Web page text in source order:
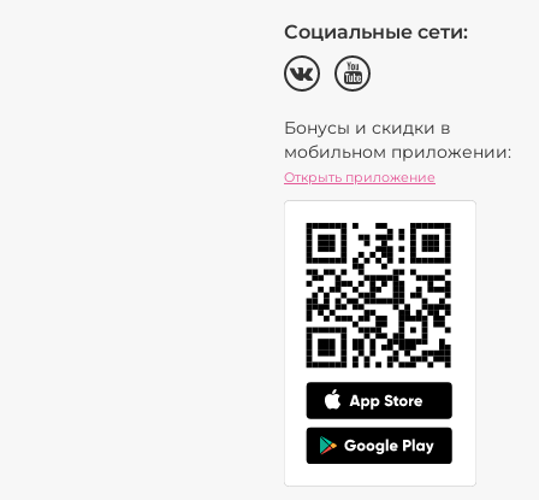
Социальные сети:
Бонусы и скидки в
мобильном приложении:
Открыть приложение